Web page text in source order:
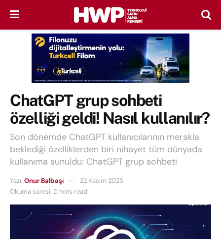
ChatGPT grup sohbeti
özelliği geldi! Nasıl kullanılır?
Son dönemde ChatGPT kullanıcılarının merakla
beklediği özelliklerden biri nihayet tüm dünyada
kullanıma sunuldu: ChatGPT grup sohbeti
Yazı: Onur Balbaşı
22 Kasım 2025
Okuma süresi: 2 mins read